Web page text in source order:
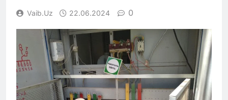
Vaib.uz 22.06.2024 0